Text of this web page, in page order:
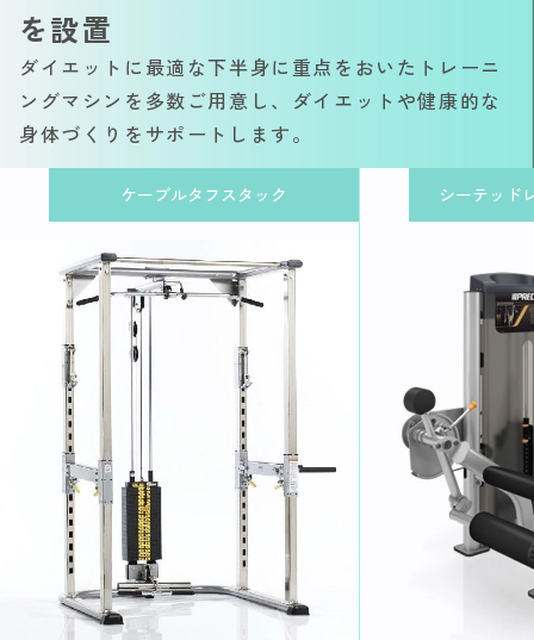
を設置
ダイエットに最適な下半身に重点をおいたトレーニ
ングマシンを多数ご用意し、ダイエットや健康的な
身体づくりをサポートします。
ケーブルタフスタック シーテッド